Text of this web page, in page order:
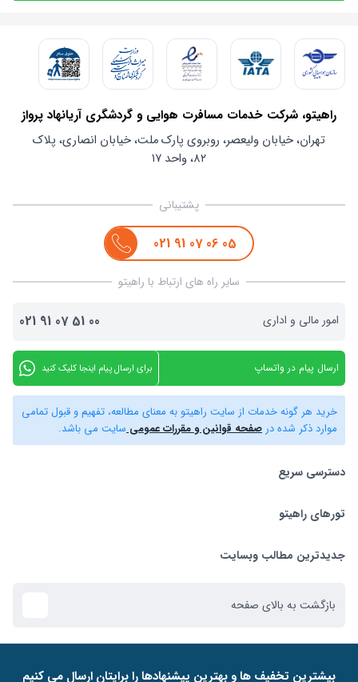
راهیتو، شرکت خدمات مسافرت هوایی و گردشگری آریانهاد پرواز
تهران، خیابان ولیعصر، روبروی پارک ملت، خیابان انصاری، پلاک
۸۲، واحد ۱۷
پشتیبانی
021 91 07 06 05
سایر راه های ارتباط با راهیتو
امور مالی و اداری 021 91 07 51 00
ارسال پیام در واتساپ برای ارسال پیام اینجا کلیک کنید
خرید هر گونه خدمات از سایت راهیتو به معنای مطالعه، تفهیم و قبول تمامی
موارد ذکر شده درصفحه قوانین و مقررات عمومیسایت می باشد.
دسترسی سریع
بلیط هواپیما
تورهای راهیتو
راهنمای استرداد بلیط
تورهای راهیتو
تور استانبول
تور کیش
جدیدترین مطالب وبسایت
بازگشت به بالای صفحه
ﺑﯿﺸﺘﺮﯾﻦ ﺗﺨﻔﯿﻒ ﻫﺎ و ﺑﻬﺘﺮﯾﻦ ﭘﯿﺸﻨﻬﺎدﻫﺎ را ﺑﺮاﯾﺘﺎن ارﺳﺎل ﻣﯽ ﮐﻨﯿﻢ